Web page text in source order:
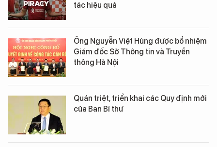
tác hiệu quả
Ông Nguyễn Việt Hùng được bổ nhiệm
Giám đốc Sở Thông tin và Truyền
thông Hà Nội
Quán triệt, triển khai các Quy định mới
của Ban Bí thư